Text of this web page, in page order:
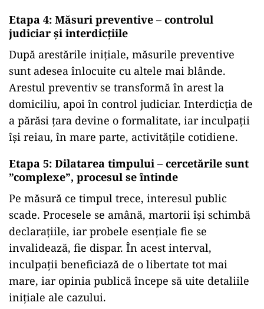
Etapa 4: Măsuri preventive – controlul
judiciar și interdicțiile
După arestările inițiale, măsurile preventive
sunt adesea înlocuite cu altele mai blânde.
Arestul preventiv se transformă în arest la
domiciliu, apoi în control judiciar. Interdicția de
a părăsi țara devine o formalitate, iar inculpații
își reiau, în mare parte, activitățile cotidiene.
Etapa 5: Dilatarea timpului – cercetările sunt
”complexe”, procesul se întinde
Pe măsură ce timpul trece, interesul public
scade. Procesele se amână, martorii își schimbă
declarațiile, iar probele esențiale fie se
invalidează, fie dispar. În acest interval,
inculpații beneficiază de o libertate tot mai
mare, iar opinia publică începe să uite detaliile
inițiale ale cazului.